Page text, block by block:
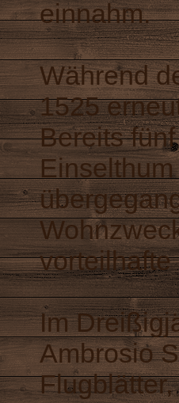
einnahm.
Während
1525
Bereits
Im
Ambrosio